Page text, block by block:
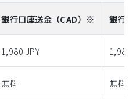
銀行口座送金 （CAD）※ 銀行
1,980 JPY 1,980
無料 無料